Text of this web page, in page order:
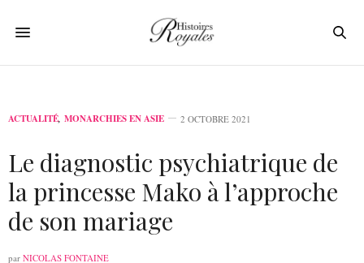
ACTUALITÉ, MONARCHIES EN ASIE 2 OCTOBRE 2021
Le diagnostic psychiatrique de
la princesse Mako à l’approche
de son mariage
par NICOLAS FONTAINE